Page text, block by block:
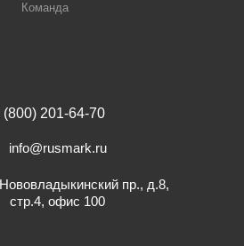
Команда
(800) 201-64-70
info@rusmark.ru
пр., д.8,
стр.4, офис 100